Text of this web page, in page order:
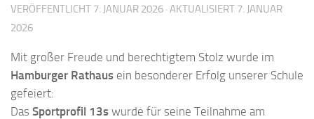
VERÖFFENTLICHT 7. JANUAR 2026 · AKTUALISIERT 7. JANUAR
2026
Mit großer Freude und berechtigtem Stolz wurde im
Hamburger Rathaus ein besonderer Erfolg unserer Schule
gefeiert:
Das Sportprofil 13s wurde für seine Teilnahme am